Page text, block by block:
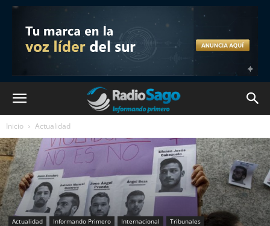
Inicio Actualidad
Actualidad Informando Primero Internacional Tribunales